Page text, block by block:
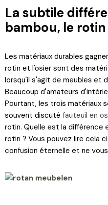
La subtile
bambou, le
Les matériaux durables
rotin et l'osier sont des
lorsqu'il s'agit de meubles et
Beaucoup d'amateurs
Pourtant, les trois matériaux
souvent discuté fauteuil en
rotin. Quelle est la différence
rotin ? Vous pouvez lire cela
confusion éternelle et ne